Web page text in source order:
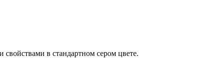
в стандартном сером цвете.